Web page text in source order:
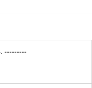
---------